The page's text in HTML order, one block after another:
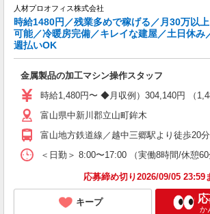
人材プロオフィス株式会社
時給1480円／残業多めで稼げる／月30万以上
可能／冷暖房完備／キレイな建屋／土日休み
週払いOK
金属製品の加工マシン操作スタッフ
時給1,480円〜 ◆月収例）304,140円 （
富山県中新川郡立山町鉾木
富山地方鉄道線／越中三郷駅より徒歩20
＜日勤＞ 8:00〜17:00 （実働8時間/休憩
応募締め切り2026/09/05 23:59
キープ
か